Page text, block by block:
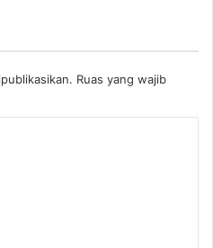
Ruas yang wajib